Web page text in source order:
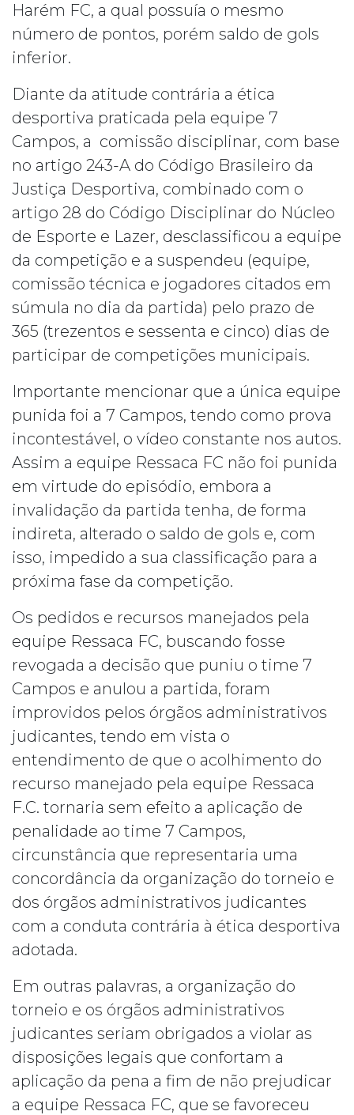
Harém FC, a qual possuía o mesmo
número de pontos, porém saldo de gols
inferior.
Diante da atitude contrária a ética
desportiva praticada pela equipe 7
Campos, a comissão disciplinar, com base
no artigo 243-A do Código Brasileiro da
Justiça Desportiva, combinado com o
artigo 28 do Código Disciplinar do Núcleo
de Esporte e Lazer, desclassificou a equipe
da competição e a suspendeu (equipe,
comissão técnica e jogadores citados em
súmula no dia da partida) pelo prazo de
365 (trezentos e sessenta e cinco) dias de
participar de competições municipais.
Importante mencionar que a única equipe
punida foi a 7 Campos, tendo como prova
incontestável, o vídeo constante nos autos.
Assim a equipe Ressaca FC não foi punida
em virtude do episódio, embora a
invalidação da partida tenha, de forma
indireta, alterado o saldo de gols e, com
isso, impedido a sua classificação para a
próxima fase da competição.
Os pedidos e recursos manejados pela
equipe Ressaca FC, buscando fosse
revogada a decisão que puniu o time 7
Campos e anulou a partida, foram
improvidos pelos órgãos administrativos
judicantes, tendo em vista o
entendimento de que o acolhimento do
recurso manejado pela equipe Ressaca
F.C. tornaria sem efeito a aplicação de
penalidade ao time 7 Campos,
circunstância que representaria uma
concordância da organização do torneio e
dos órgãos administrativos judicantes
com a conduta contrária à ética desportiva
adotada.
Em outras palavras, a organização do
torneio e os órgãos administrativos
judicantes seriam obrigados a violar as
disposições legais que confortam a
aplicação da pena a fim de não prejudicar
a equipe Ressaca FC, que se favoreceu